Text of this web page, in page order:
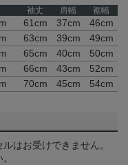
袖丈 肩幅 裾幅
61cm 37cm
46cm
63cm 39cm
49cm
65cm 40cm
50cm
66cm 43cm
52cm
70cm 45cm 54cm
はお受けできません。